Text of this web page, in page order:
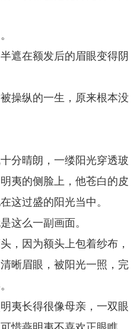
遮在额发后的眉眼变得阴
操纵的一生，原来根本没
分晴朗，一缕阳光穿透玻
夷的侧脸上，他苍白的皮
这过盛的阳光当中。
这么一副画面。
，因为额头上包着纱布，
晰眉眼，被阳光一照，完
夷长得很像母亲，一双眼